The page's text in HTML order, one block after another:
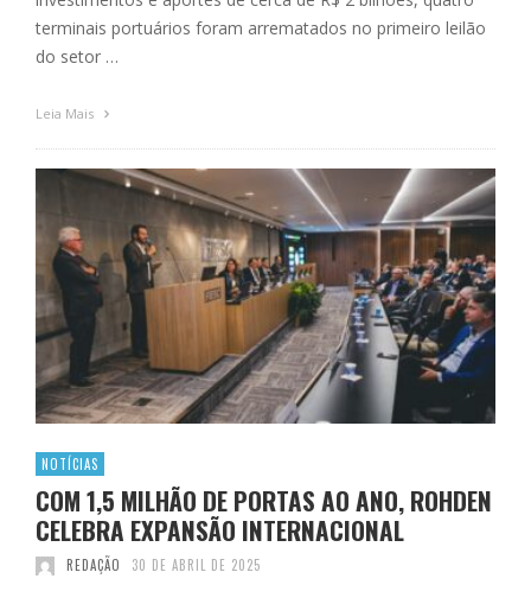
terminais portuários foram arrematados no primeiro leilão
do setor …
Leia Mais
NOTÍCIAS
COM 1,5 MILHÃO DE PORTAS AO ANO, ROHDEN
CELEBRA EXPANSÃO INTERNACIONAL
REDAÇÃO 30 DE ABRIL DE 2025